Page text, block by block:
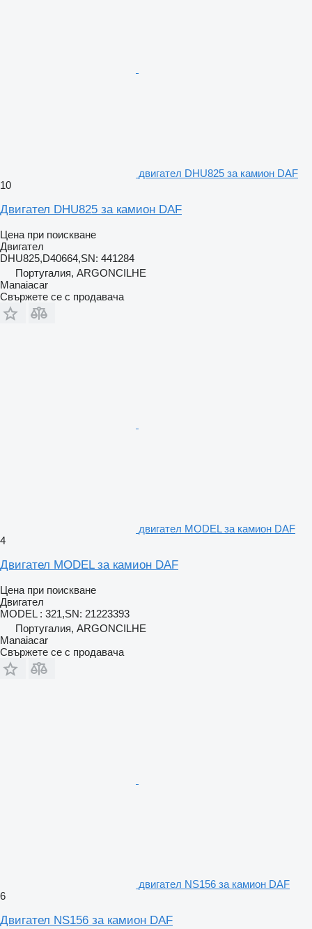
двигател DHU825 за камион DAF
10
Двигател DHU825 за камион DAF
Цена при поискване
Двигател
DHU825,D40664,SN: 441284
Португалия, ARGONCILHE
Manaiacar
Свържете се с продавача
двигател MODEL за камион DAF
4
Двигател MODEL за камион DAF
Цена при поискване
Двигател
MODEL : 321,SN: 21223393
Португалия, ARGONCILHE
Manaiacar
Свържете се с продавача
двигател NS156 за камион DAF
6
Двигател NS156 за камион DAF